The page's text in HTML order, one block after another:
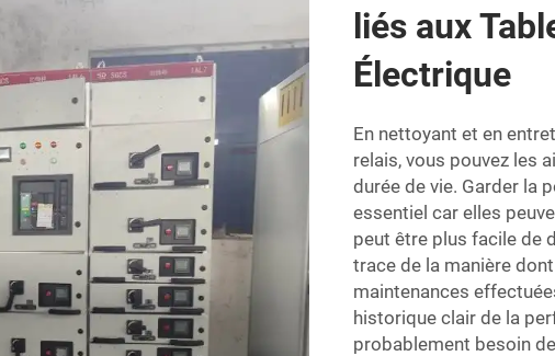
liés aux
Électrique
En nettoyant et en
relais, vous pouvez les
durée de vie. Garder la
essentiel car elles
peut être plus facile de
trace de la manière
maintenances
historique clair de la
probablement besoin